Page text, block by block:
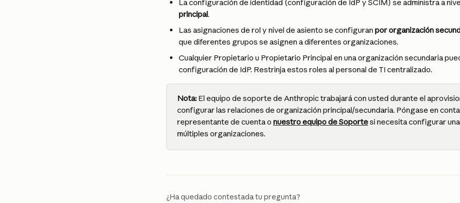
La configuración de identidad (configuración de IdP y SCIM) se administra a
principal.
Las asignaciones de rol y nivel de asiento se configuran por organización
que diferentes grupos se asignen a diferentes organizaciones.
Cualquier Propietario u Propietario Principal en una organización secundaria
configuración de IdP. Restrinja estos roles al personal de TI centralizado.
Nota: El equipo de soporte de Anthropic trabajará con usted durante el
configurar las relaciones de organización principal/secundaria. Póngase en
representante de cuenta o nuestro equipo de Soporte si necesita configurar
múltiples organizaciones.
¿Ha quedado contestada tu pregunta?